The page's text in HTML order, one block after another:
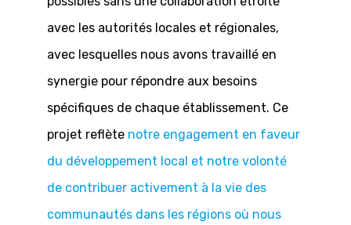
avec les autorités locales et régionales,
avec lesquelles nous avons travaillé en
synergie pour répondre aux besoins
spécifiques de chaque établissement. Ce
projet reflète notre engagement en faveur
du développement local et notre volonté
de contribuer activement à la vie des
communautés dans les régions où nous